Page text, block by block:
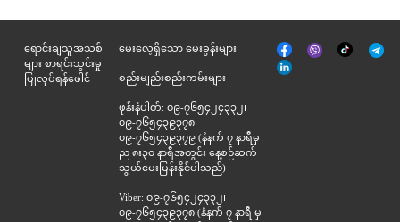
ရောင်းချသူအသစ်
များ စာရင်းသွင်းမှု
ပြုလုပ်ရန်ဖေါင်
မေးလေ့ရှိသော မေးခွန်းများ
စည်းမျည်းစည်းကမ်းများ
ဖုန်းနံပါတ်: ၀၉-၇၆၅၄၂၄၃၃၂၊
၀၉-၇၆၅၄၃၉၃၇၈၊
၀၉-၇၆၅၄၃၉၃၇၉ (နံနက် ၇ နာရီမှ
ည ၈း၃၀ နာရီအတွင်း နေ့စဉ်ဆက်
သွယ်မေးမြန်းနိုင်ပါသည်)
Viber: ၀၉-၇၆၅၄၂၄၃၃၂၊
၀၉-၇၆၅၄၃၉၃၇၈ (နံနက် ၇ နာရီ မှ
မျက်နှာစာ
အုပ်
Viber Tik
Tok
နှင့်
ဆက်စပ်